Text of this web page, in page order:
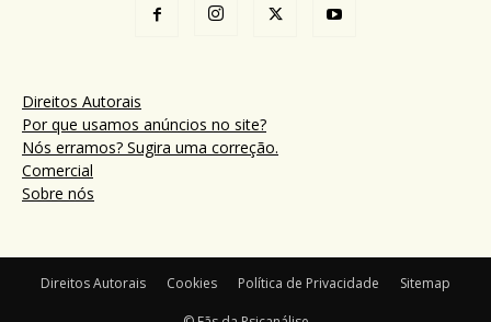
Direitos Autorais
Por que usamos anúncios no site?
Nós erramos? Sugira uma correção.
Comercial
Sobre nós
Direitos Autorais Cookies Política de Privacidade Sitemap